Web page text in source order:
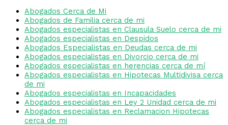
Abogados Cerca de Mi
Abogados de Familia cerca de mi
Abogados especialistas en Clausula Suelo cerca de mi
Abogados especialistas en Despidos
Abogados Especialistas en Deudas cerca de mi
Abogados especialistas en Divorcio cerca de mi
Abogados especialistas en herencias cerca de mí
Abogados especialistas en Hipotecas Multidivisa cerca
de mi
Abogados especialistas en Incapacidades
Abogados especialistas en Ley 2 Unidad cerca de mi
Abogados especialistas en Reclamacion Hipotecas
cerca de mi